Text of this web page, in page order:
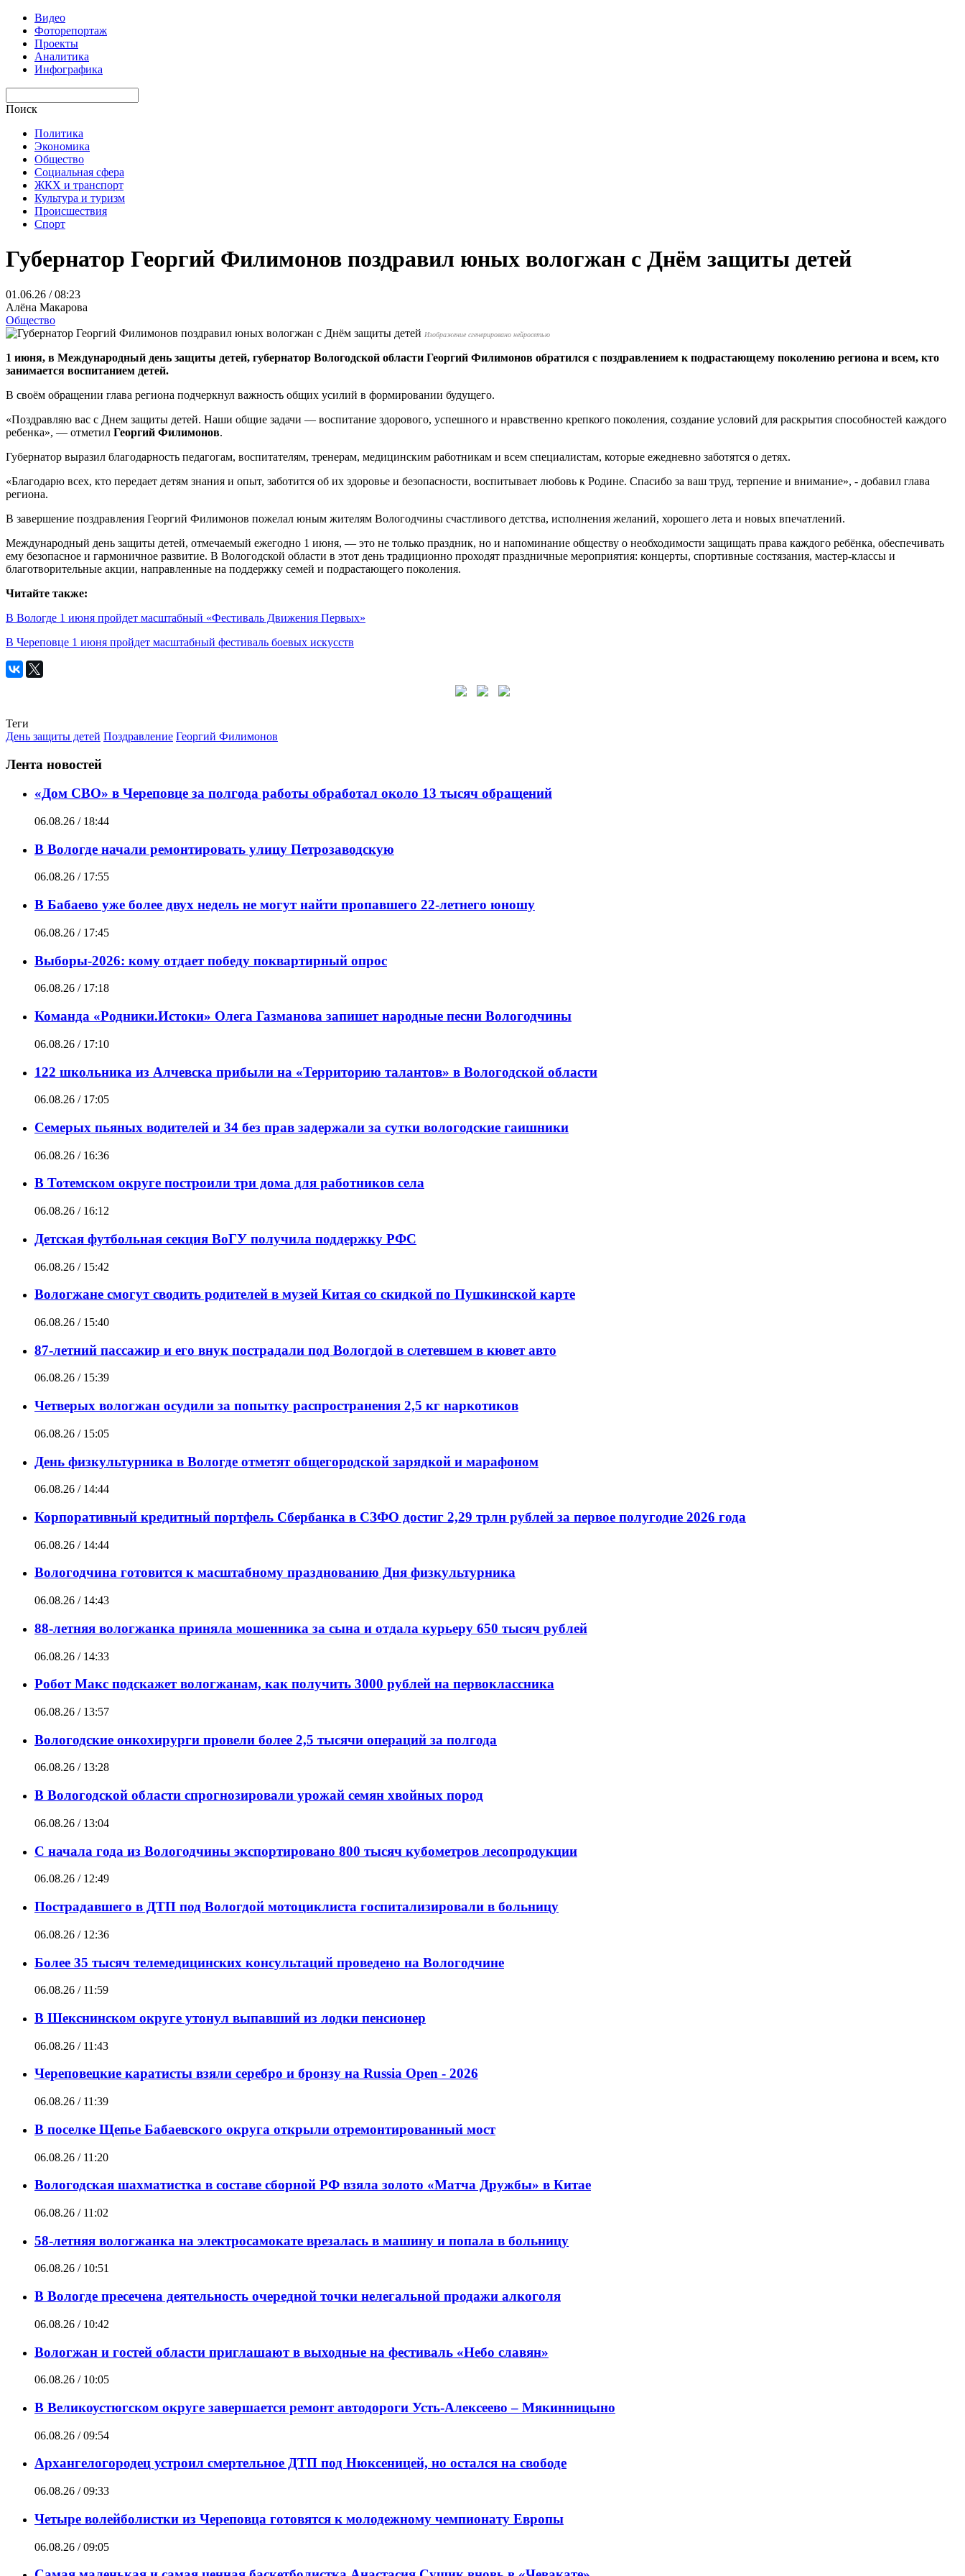
Видео
Фоторепортаж
Проекты
Аналитика
Инфографика
Поиск
Политика
Экономика
Общество
Социальная сфера
ЖКХ и транспорт
Культура и туризм
Происшествия
Спорт
Губернатор Георгий Филимонов поздравил юных вологжан с Днём защиты детей
01.06.26 / 08:23
Алёна Макарова
Общество
Изображение сгенерировано нейросетью
1 июня, в Международный день защиты детей, губернатор Вологодской области Георгий Филимонов обратился с поздравлением к подрастающему поколению региона и всем, кто
занимается воспитанием детей.
В своём обращении глава региона подчеркнул важность общих усилий в формировании будущего.
«Поздравляю вас с Днем защиты детей. Наши общие задачи — воспитание здорового, успешного и нравственно крепкого поколения, создание условий для раскрытия способностей каждого
ребенка», — отметил Георгий Филимонов.
Губернатор выразил благодарность педагогам, воспитателям, тренерам, медицинским работникам и всем специалистам, которые ежедневно заботятся о детях.
«Благодарю всех, кто передает детям знания и опыт, заботится об их здоровье и безопасности, воспитывает любовь к Родине. Спасибо за ваш труд, терпение и внимание», - добавил глава
региона.
В завершение поздравления Георгий Филимонов пожелал юным жителям Вологодчины счастливого детства, исполнения желаний, хорошего лета и новых впечатлений.
Международный день защиты детей, отмечаемый ежегодно 1 июня, — это не только праздник, но и напоминание обществу о необходимости защищать права каждого ребёнка, обеспечивать
ему безопасное и гармоничное развитие. В Вологодской области в этот день традиционно проходят праздничные мероприятия: концерты, спортивные состязания, мастер-классы и
благотворительные акции, направленные на поддержку семей и подрастающего поколения.
Читайте также:
В Вологде 1 июня пройдет масштабный «Фестиваль Движения Первых»
В Череповце 1 июня пройдет масштабный фестиваль боевых искусств
Теги
День защиты детей Поздравление Георгий Филимонов
Лента новостей
«Дом СВО» в Череповце за полгода работы обработал около 13 тысяч обращений
06.08.26 / 18:44
В Вологде начали ремонтировать улицу Петрозаводскую
06.08.26 / 17:55
В Бабаево уже более двух недель не могут найти пропавшего 22-летнего юношу
06.08.26 / 17:45
Выборы-2026: кому отдает победу поквартирный опрос
06.08.26 / 17:18
Команда «Родники.Истоки» Олега Газманова запишет народные песни Вологодчины
06.08.26 / 17:10
122 школьника из Алчевска прибыли на «Территорию талантов» в Вологодской области
06.08.26 / 17:05
Семерых пьяных водителей и 34 без прав задержали за сутки вологодские гаишники
06.08.26 / 16:36
В Тотемском округе построили три дома для работников села
06.08.26 / 16:12
Детская футбольная секция ВоГУ получила поддержку РФС
06.08.26 / 15:42
Вологжане смогут сводить родителей в музей Китая со скидкой по Пушкинской карте
06.08.26 / 15:40
87-летний пассажир и его внук пострадали под Вологдой в слетевшем в кювет авто
06.08.26 / 15:39
Четверых вологжан осудили за попытку распространения 2,5 кг наркотиков
06.08.26 / 15:05
День физкультурника в Вологде отметят общегородской зарядкой и марафоном
06.08.26 / 14:44
Корпоративный кредитный портфель Сбербанка в СЗФО достиг 2,29 трлн рублей за первое полугодие 2026 года
06.08.26 / 14:44
Вологодчина готовится к масштабному празднованию Дня физкультурника
06.08.26 / 14:43
88-летняя вологжанка приняла мошенника за сына и отдала курьеру 650 тысяч рублей
06.08.26 / 14:33
Робот Макс подскажет вологжанам, как получить 3000 рублей на первоклассника
06.08.26 / 13:57
Вологодские онкохирурги провели более 2,5 тыcячи операций за полгода
06.08.26 / 13:28
В Вологодской области спрогнозировали урожай семян хвойных пород
06.08.26 / 13:04
С начала года из Вологодчины экспортировано 800 тысяч кубометров лесопродукции
06.08.26 / 12:49
Пострадавшего в ДТП под Вологдой мотоциклиста госпитализировали в больницу
06.08.26 / 12:36
Более 35 тысяч телемедицинских консультаций проведено на Вологодчине
06.08.26 / 11:59
В Шекснинском округе утонул выпавший из лодки пенсионер
06.08.26 / 11:43
Череповецкие каратисты взяли серебро и бронзу на Russia Open - 2026
06.08.26 / 11:39
В поселке Щепье Бабаевского округа открыли отремонтированный мост
06.08.26 / 11:20
Вологодская шахматистка в составе сборной РФ взяла золото «Матча Дружбы» в Китае
06.08.26 / 11:02
58-летняя вологжанка на электросамокате врезалась в машину и попала в больницу
06.08.26 / 10:51
В Вологде пресечена деятельность очередной точки нелегальной продажи алкоголя
06.08.26 / 10:42
Вологжан и гостей области приглашают в выходные на фестиваль «Небо славян»
06.08.26 / 10:05
В Великоустюгском округе завершается ремонт автодороги Усть-Алексеево – Мякинницыно
06.08.26 / 09:54
Архангелогородец устроил смертельное ДТП под Нюксеницей, но остался на свободе
06.08.26 / 09:33
Четыре волейболистки из Череповца готовятся к молодежному чемпионату Европы
06.08.26 / 09:05